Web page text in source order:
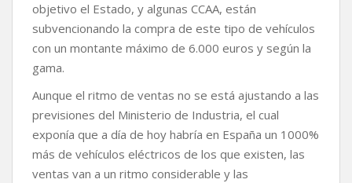
objetivo el Estado, y algunas CCAA, están
subvencionando la compra de este tipo de vehículos
con un montante máximo de 6.000 euros y según la
gama.
Aunque el ritmo de ventas no se está ajustando a las
previsiones del Ministerio de Industria, el cual
exponía que a día de hoy habría en España un 1000%
más de vehículos eléctricos de los que existen, las
ventas van a un ritmo considerable y las